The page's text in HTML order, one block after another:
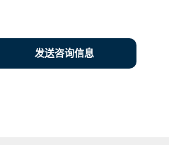
发送咨询信息